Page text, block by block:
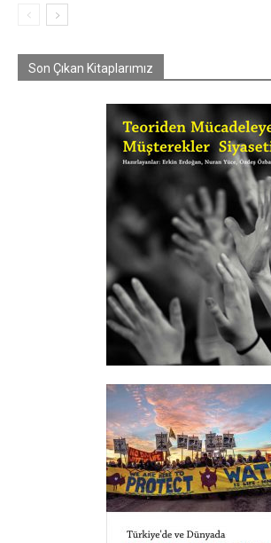
Son Çıkan Kitaplarımız